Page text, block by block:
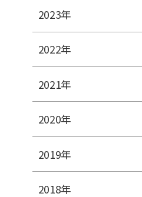
2023年
2022年
2021年
2020年
2019年
2018年